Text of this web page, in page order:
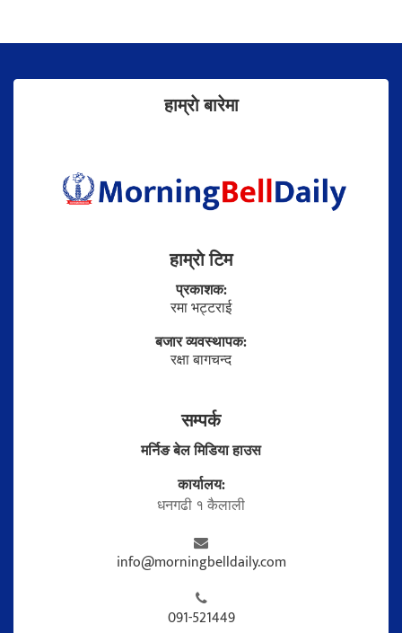
हाम्राे बारेमा
हाम्राे टिम
प्रकाशक:
रमा भट्टराई
बजार व्यवस्थापक:
रक्षा बागचन्द
सम्पर्क
मर्निङ बेल मिडिया हाउस
कार्यालय:
धनगढी १ कैलाली
info@morningbelldaily.com
091-521449